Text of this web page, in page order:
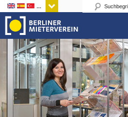
Sprachen